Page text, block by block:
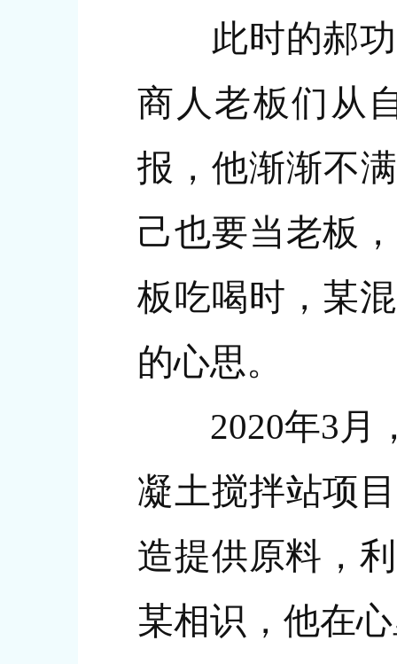
此时的郝功
商人老板们从
报，他渐渐不
己也要当老板
板吃喝时，某
的心思。
2020年3月，
凝土搅拌站项
造提供原料，
某相识，他在